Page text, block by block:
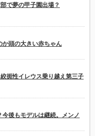
で夢の甲子園出場？
か頭の大きい赤ちゃん
扼性イレウス乗り越え第三子
今後もモデルは継続。メンノ